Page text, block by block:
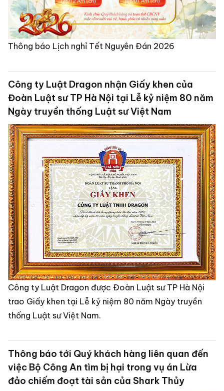
Thông báo Lịch nghỉ Tết Nguyên Đán 2026
Công ty Luật Dragon nhận Giấy khen của
Đoàn Luật sư TP Hà Nội tại Lễ kỷ niệm 80 năm
Ngày truyền thống Luật sư Việt Nam
Công ty Luật Dragon được Đoàn Luật sư TP Hà Nội
trao Giấy khen tại Lễ kỷ niệm 80 năm Ngày truyền
thống Luật sư Việt Nam.
Thông báo tới Quý khách hàng liên quan đến
việc Bộ Công An tìm bị hại trong vụ án Lừa
đảo chiếm đoạt tài sản của Shark Thủy